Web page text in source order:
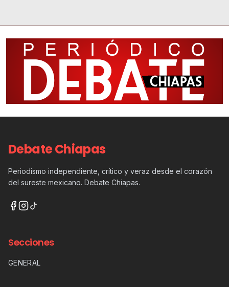
Debate Chiapas
Periodismo independiente, crítico y veraz desde el corazón
del sureste mexicano. Debate Chiapas.
Secciones
GENERAL